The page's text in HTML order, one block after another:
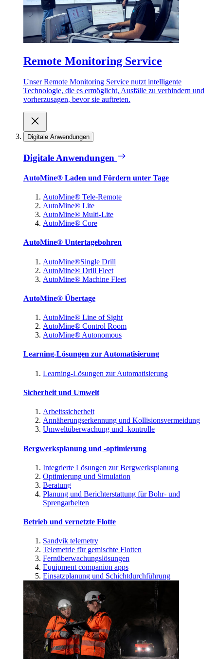
Remote Monitoring Service
Unser Remote Monitoring Service nutzt intelligente
Technologie, die es ermöglicht, Ausfälle zu verhindern und
vorherzusagen, bevor sie auftreten.
Digitale Anwendungen
Digitale Anwendungen
AutoMine® Laden und Fördern unter Tage
AutoMine® Tele-Remote
AutoMine® Lite
AutoMine® Multi-Lite
AutoMine® Core
AutoMine® Untertagebohren
AutoMine®Single Drill
AutoMine® Drill Fleet
AutoMine® Machine Fleet
AutoMine® Übertage
AutoMine® Line of Sight
AutoMine® Control Room
AutoMine® Autonomous
Learning-Lösungen zur Automatisierung
Learning-Lösungen zur Automatisierung
Sicherheit und Umwelt
Arbeitssicherheit
Annäherungserkennung und Kollisionsvermeidung
Umweltüberwachung und -kontrolle
Bergwerksplanung und -optimierung
Integrierte Lösungen zur Bergwerksplanung
Optimierung und Simulation
Beratung
Planung und Berichterstattung für Bohr- und
Sprengarbeiten
Betrieb und vernetzte Flotte
Sandvik telemetry
Telemetrie für gemischte Flotten
Fernüberwachungslösungen
Equipment companion apps
Einsatzplanung und Schichtdurchführung